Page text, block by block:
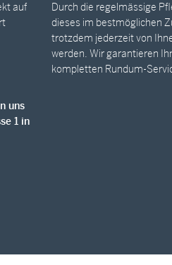
auf
Durch die regelmässige
dieses im bestmöglichen
trotzdem jederzeit von
werden. Wir garantieren
kompletten Rundum-
uns
1 in